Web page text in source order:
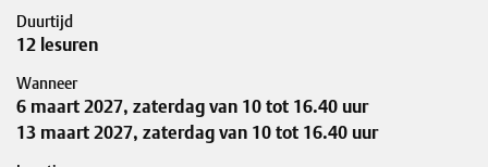
Duurtijd
12 lesuren
Wanneer
6 maart 2027, zaterdag van 10 tot 16.40 uur
13 maart 2027, zaterdag van 10 tot 16.40 uur